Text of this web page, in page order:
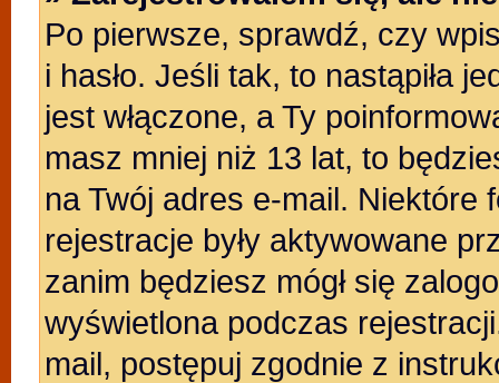
Po pierwsze, sprawdź, czy
i hasło. Jeśli tak, to nastąpiła
jest włączone, a Ty
masz mniej niż 13 lat, to
na Twój adres e-mail. Niektóre
rejestracje były aktywowane
zanim będziesz mógł się
wyświetlona podczas
mail, postępuj zgodnie z